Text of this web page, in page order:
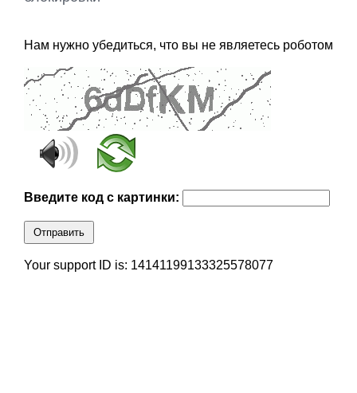
Нам нужно убедиться, что вы не являетесь роботом
Введите код с картинки:
Отправить
Your support ID is: 14141199133325578077